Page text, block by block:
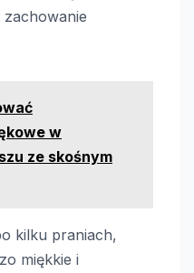
w
ze skośnym
kilku praniach,
miękkie i